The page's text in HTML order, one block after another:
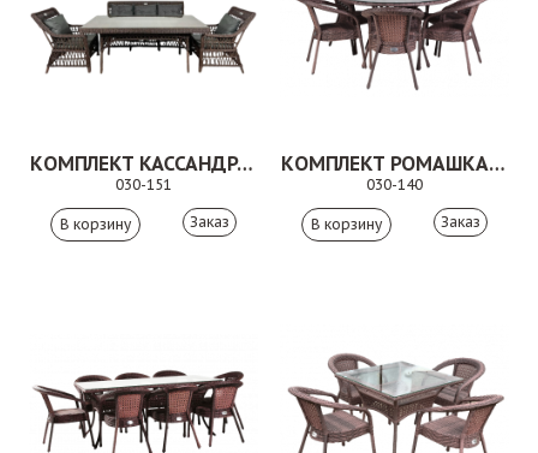
КОМПЛЕКТ КАССАНДРА 5
030-151
Заказ
КОМПЛЕКТ РОМАШКА КОРИЧНЕВЫЙ
030-140
Заказ